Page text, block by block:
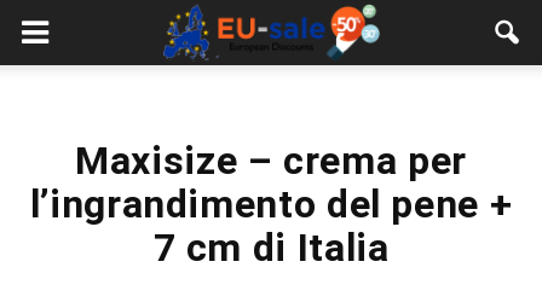
European
Maxisize – crema per
l’ingrandimento del pene +
7 cm di Italia